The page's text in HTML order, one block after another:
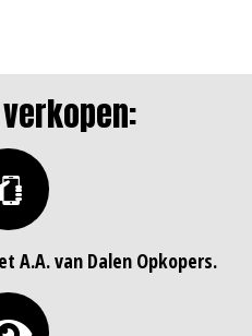
A.A. van Dalen Opkopers.